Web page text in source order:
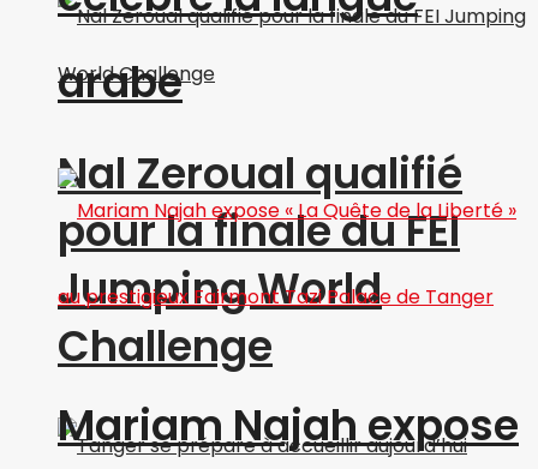
Nal Zeroual qualifié
pour la finale du FEI
Jumping World
Challenge
arabe
Mariam Najah expose